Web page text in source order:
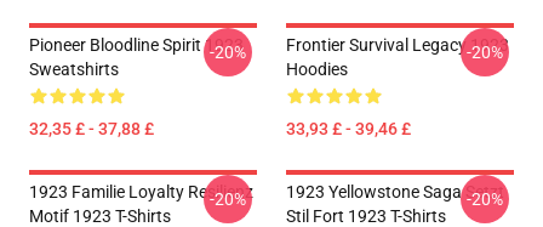
Pioneer Bloodline Spirit 1923
Sweatshirts
32,35 £ - 37,88 £
-20%
Frontier Survival Legacy 1923
Hoodies
33,93 £ - 39,46 £
-20%
1923 Familie Loyalty Resilienz
Motif 1923 T-Shirts
-20%
1923 Yellowstone Saga Setzt
Stil Fort 1923 T-Shirts
-20%